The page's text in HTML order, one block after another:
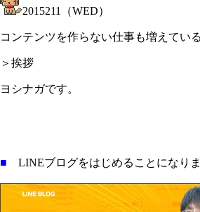
2015211（WED）
コンテンツを作らない仕事も増えてい
＞挨拶
ヨシナガです。
■ LINEブログをはじめることにな